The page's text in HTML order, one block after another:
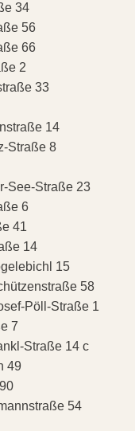
34
56
66
2
33
14
Straße 8
See-Straße 23
6
41
14
15
58
Pöll-Straße 1
7
Straße 14 c
49
54